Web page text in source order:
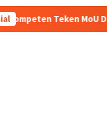
Dengan BBPVP Serang